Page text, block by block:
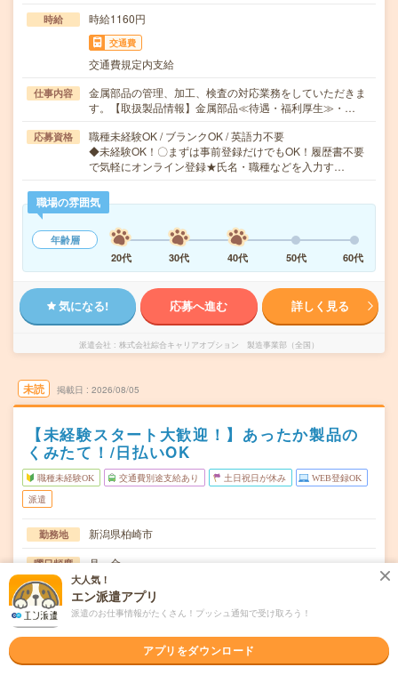
時給 時給1160円
交通費
交通費規定内支給
仕事内容
金属部品の管理、加工、検査の対応業務をしていただきま
す。【取扱製品情報】金属部品≪待遇・福利厚生≫・…
応募資格
職種未経験OK / ブランクOK / 英語力不要
◆未経験OK！〇まずは事前登録だけでもOK！履歴書不要
で気軽にオンライン登録★氏名・職種などを入力す…
職場の雰囲気
年齢層
20代
30代 40代 50代 60代
気になる! 応募へ進む 詳しく見る
派遣会社 株式会社綜合キャリアオプション 製造事業部（全国）
未読 掲載日 2026/08/05
【未経験スタート大歓迎！】あったか製品の
くみたて！/日払いOK
職種未経験OK 交通費別途支給あり 土日祝日が休み WEB登録OK
派遣
勤務地 新潟県柏崎市
曜日頻度 月～金
時間 08:10～17:10
期間 長期でお仕事できる方、大歓迎！
時給1170円
大人気！
エン派遣アプリ
派遣のお仕事情報がたくさん！プッシュ通知で受け取ろう！
アプリをダウンロード